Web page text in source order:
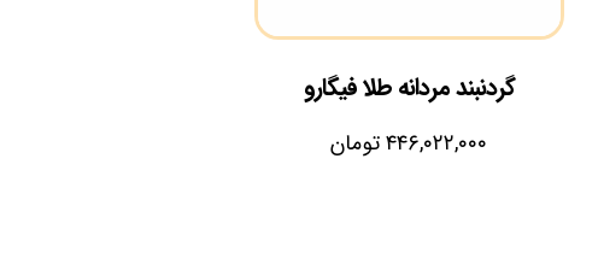
گردنبند مردانه طلا فیگارو
۴۴۶,۰۲۲,۰۰۰تومان